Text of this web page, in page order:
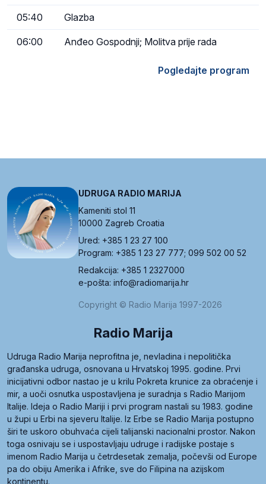
05:40 Glazba
06:00 Anđeo Gospodnji; Molitva prije rada
Pogledajte program
UDRUGA RADIO MARIJA
Kameniti stol 11
10000 Zagreb Croatia
Ured: +385 1 23 27 100
Program: +385 1 23 27 777; 099 502 00 52
Redakcija: +385 1 2327000
e-pošta: info@radiomarija.hr
Copyright © Radio Marija 1997-2026
Radio Marija
Udruga Radio Marija neprofitna je, nevladina i nepolitička
građanska udruga, osnovana u Hrvatskoj 1995. godine. Prvi
inicijativni odbor nastao je u krilu Pokreta krunice za obraćenje i
mir, a uoči osnutka uspostavljena je suradnja s Radio Marijom
Italije. Ideja o Radio Mariji i prvi program nastali su 1983. godine
u župi u Erbi na sjeveru Italije. Iz Erbe se Radio Marija postupno
širi te uskoro obuhvaća cijeli talijanski nacionalni prostor. Nakon
toga osnivaju se i uspostavljaju udruge i radijske postaje s
imenom Radio Marija u četrdesetak zemalja, počevši od Europe
pa do obiju Amerika i Afrike, sve do Filipina na azijskom
kontinentu.